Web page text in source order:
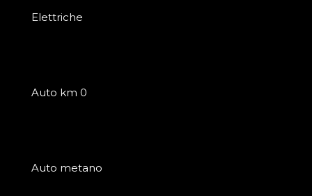
Elettriche
Auto km 0
Auto metano